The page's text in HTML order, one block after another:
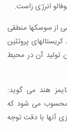
انرژی زاست.
از سوسکها منطقی
پروتئین
تولید آن در محیط
هند می گوید:
محسوب می شود که
آنها با دقت توجه